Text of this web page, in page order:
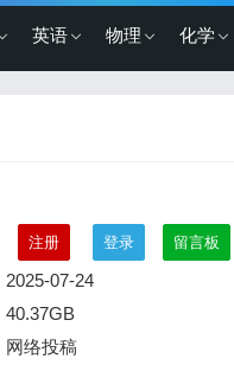
英语 物理 化学
注册 登录 留言板
2025-07-24
40.37GB
网络投稿